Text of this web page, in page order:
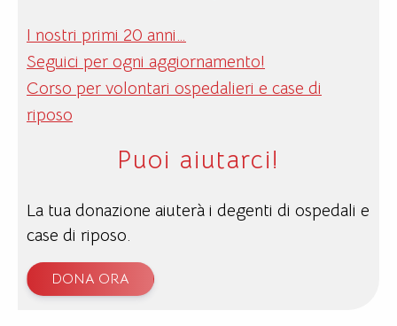
I nostri primi 20 anni…
Seguici per ogni aggiornamento!
Corso per volontari ospedalieri e case di
riposo
Puoi aiutarci!
La tua donazione aiuterà i degenti di ospedali e
case di riposo.
DONA ORA